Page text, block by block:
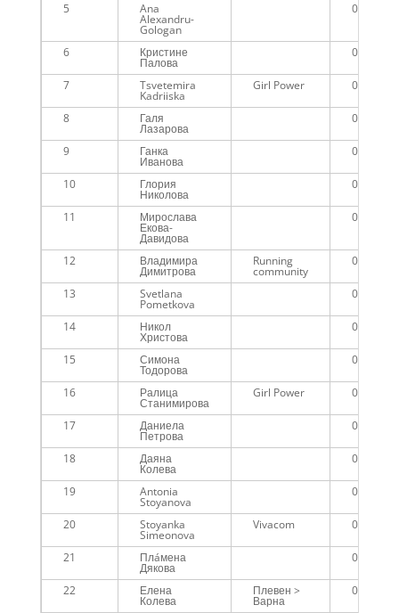
5 Ana
Alexandru-
Gologan
00:57:48
6 Кристине
Палова
00:58:55
7 Tsvetemira
Kadriiska
Girl Power 01:00:44
8 Галя
Лазарова
01:01:26
9 Ганка
Иванова
01:01:26
10 Глория
Николова
01:01:30
11 Мирослава
Екова-
Давидова
01:01:30
12 Владимира
Димитрова
Running
community
01:02:03
13 Svetlana
Pometkova
01:02:45
14 Никол
Христова
01:02:52
15 Симона
Тодорова
01:03:42
16 Ралица
Станимирова
Girl Power 01:07:50
17 Даниела
Петрова
01:10:06
18 Даяна
Колева
01:10:07
19 Antonia
Stoyanova
01:12:06
20 Stoyanka
Simeonova
Vivacom 01:13:02
21 Плáмена
Дякова
01:13:31
22 Елена
Колева
Плевен >
Варна
01:13:36